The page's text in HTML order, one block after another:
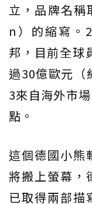
立，品牌名
n）的縮寫。
邦，目前全球
過30億歐元（
3來自海外市
點。
這個德國小熊
將搬上螢幕，
已取得兩部描